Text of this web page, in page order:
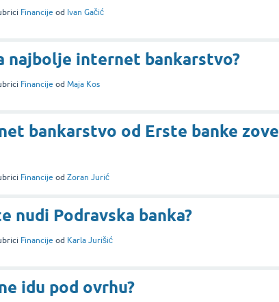
Financije od Ivan Gačić
najbolje internet bankarstvo?
Financije od Maja Kos
bankarstvo od Erste banke zove
Financije od Zoran Jurić
nudi Podravska banka?
Financije od Karla Jurišić
idu pod ovrhu?